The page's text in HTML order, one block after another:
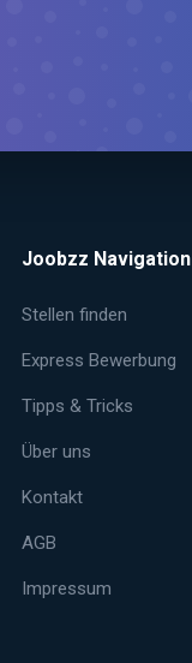
Joobzz Navigation
Stellen finden
Express Bewerbung
Tipps & Tricks
Über uns
Kontakt
AGB
Impressum